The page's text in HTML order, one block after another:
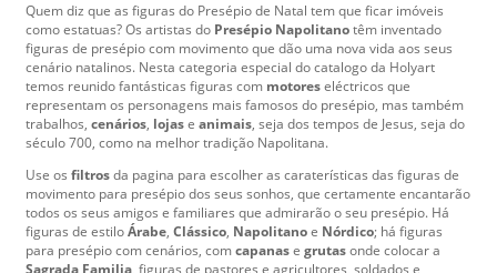
Quem diz que as figuras do Presépio de Natal tem que ficar imóveis
como estatuas? Os artistas do Presépio Napolitanotêm inventado
figuras de presépio com movimento que dão uma nova vida aos seus
cenário natalinos. Nesta categoria especial do catalogo da Holyart
temos reunido fantásticas figuras com motoreseléctricos que
representam os personagens mais famosos do presépio, mas também
trabalhos, cenários, lojase animais, seja dos tempos de Jesus, seja do
século 700, como na melhor tradição Napolitana.
Use os filtrosda pagina para escolher as caraterísticas das figuras de
movimento para presépio dos seus sonhos, que certamente encantarão
todos os seus amigos e familiares que admirarão o seu presépio. Há
figuras de estiloÁrabe, Clássico, Napolitanoe Nórdico; há figuras
para presépio com cenários, comcapanase grutasonde colocar a